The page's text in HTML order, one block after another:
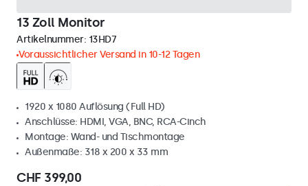
13 Zoll Monitor
Artikelnummer: 13HD7
Voraussichtlicher Versand in 10-12 Tagen
1920 x 1080 Auflösung (Full HD)
Anschlüsse: HDMI, VGA, BNC, RCA-Cinch
Montage: Wand- und Tischmontage
Außenmaße: 318 x 200 x 33 mm
CHF 399,00